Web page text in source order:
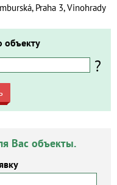
Praha 3, Vinohrady
объекту
?
Вас объекты.